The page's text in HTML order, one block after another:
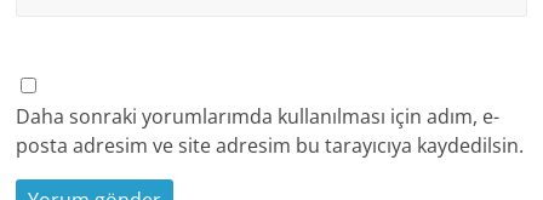
Daha sonraki yorumlarımda kullanılması için adım, e-
posta adresim ve site adresim bu tarayıcıya kaydedilsin.